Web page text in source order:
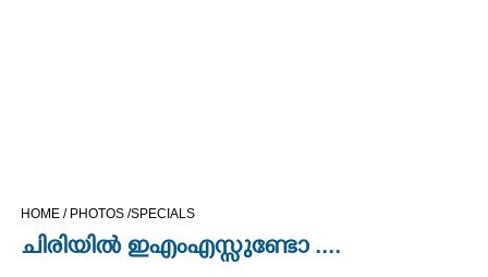
HOME / PHOTOS /SPECIALS
ചിരിയിൽ ഇഎംഎസ്സുണ്ടോ ....